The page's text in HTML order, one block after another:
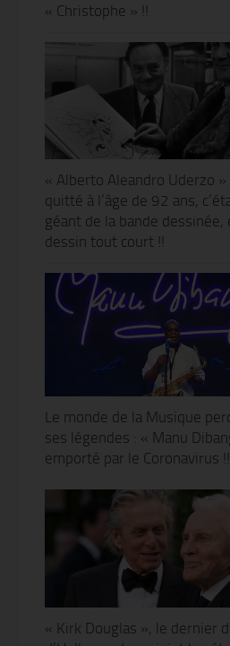
« Christophe » !!
« Alberto Aleandro Uderzo »
quitté à l’âge de 92 ans,
géant de la bande dessinée,
dessin tout court !!
Le monde de la Musique
ses légendes : « Manu
emporté par le Coronavirus !!
« Kirk Douglas », le dernier